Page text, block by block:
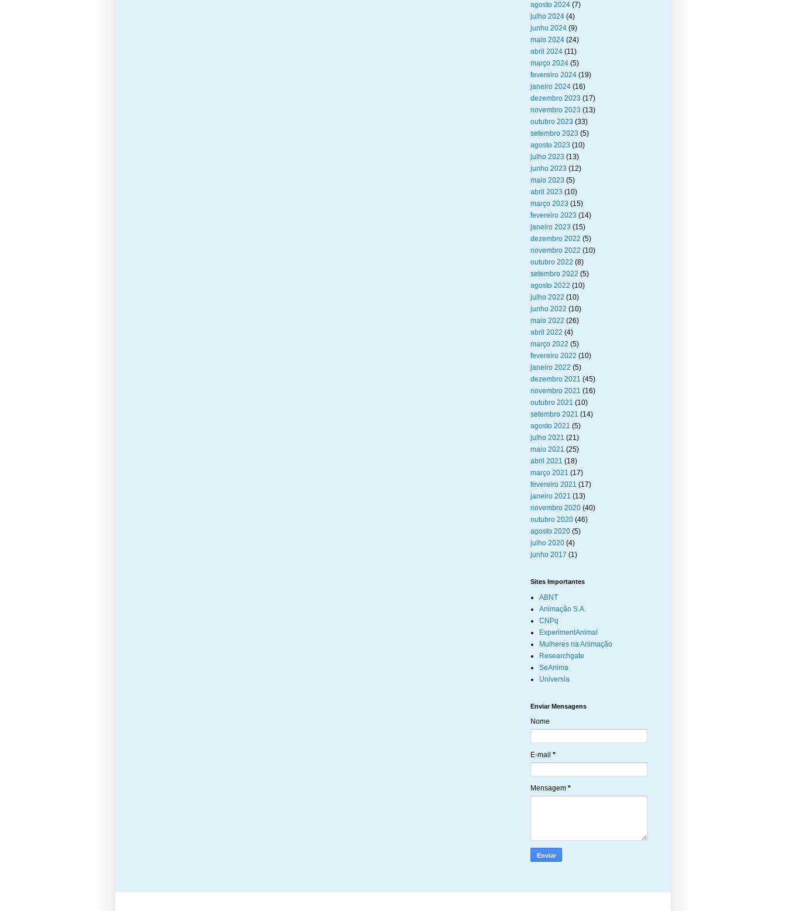
agosto 2024 (7)
julho 2024 (4)
junho 2024 (9)
maio 2024 (24)
abril 2024 (11)
março 2024 (5)
fevereiro 2024 (19)
janeiro 2024 (16)
dezembro 2023 (17)
novembro 2023 (13)
outubro 2023 (33)
setembro 2023 (5)
agosto 2023 (10)
julho 2023 (13)
junho 2023 (12)
maio 2023 (5)
abril 2023 (10)
março 2023 (15)
fevereiro 2023 (14)
janeiro 2023 (15)
dezembro 2022 (5)
novembro 2022 (10)
outubro 2022 (8)
setembro 2022 (5)
agosto 2022 (10)
julho 2022 (10)
junho 2022 (10)
maio 2022 (26)
abril 2022 (4)
março 2022 (5)
fevereiro 2022 (10)
janeiro 2022 (5)
dezembro 2021 (45)
novembro 2021 (16)
outubro 2021 (10)
setembro 2021 (14)
agosto 2021 (5)
julho 2021 (21)
maio 2021 (25)
abril 2021 (18)
março 2021 (17)
fevereiro 2021 (17)
janeiro 2021 (13)
novembro 2020 (40)
outubro 2020 (46)
agosto 2020 (5)
julho 2020 (4)
junho 2017 (1)
Sites Importantes
ABNT
Animação S.A.
CNPq
ExperimentAnima!
Mulheres na Animação
Researchgate
SeAnima
Universia
Enviar Mensagens
Nome
E-mail *
Mensagem *